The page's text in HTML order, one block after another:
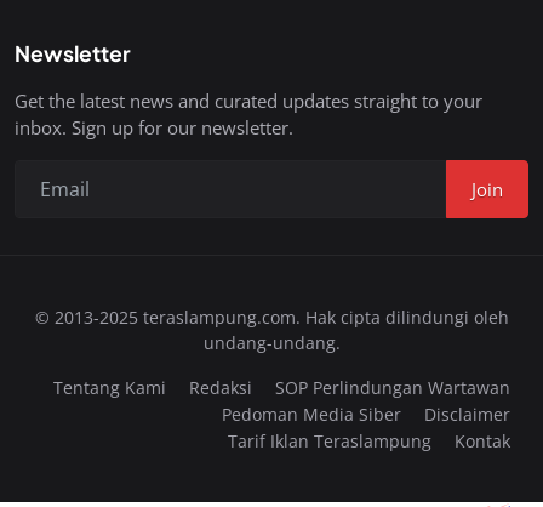
Newsletter
Get the latest news and curated updates straight to your
inbox. Sign up for our newsletter.
Join
© 2013-2025 teraslampung.com. Hak cipta dilindungi oleh
undang-undang.
Tentang Kami
Redaksi
SOP Perlindungan Wartawan
Pedoman Media Siber
Disclaimer
Tarif Iklan Teraslampung
Kontak